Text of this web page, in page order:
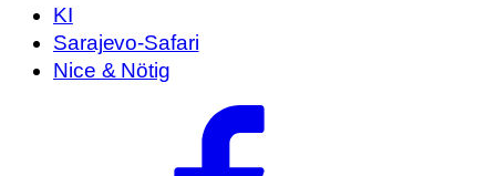
KI
Sarajevo-Safari
Nice & Nötig